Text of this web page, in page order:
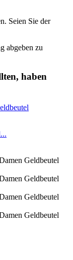
Seien Sie der
abgeben zu
haben